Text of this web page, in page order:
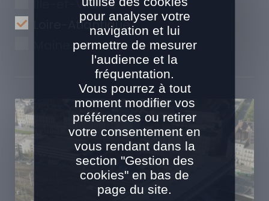
Ille-et-Vilaine
Loire-Atlantique
Maine-et-Loire
pour analyser votre
navigation et lui
permettre de mesurer
l'audience et la
fréquentation.
Vous pourrez à tout
moment modifier vos
préférences ou retirer
votre consentement en
vous rendant dans la
section "Gestion des
cookies" en bas de
page du site.